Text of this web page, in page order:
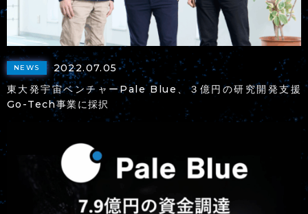
NEWS
2022.07.05
東大発宇宙ベンチャーPale Blue、３億円の研究開発支援
Go-Tech事業に採択